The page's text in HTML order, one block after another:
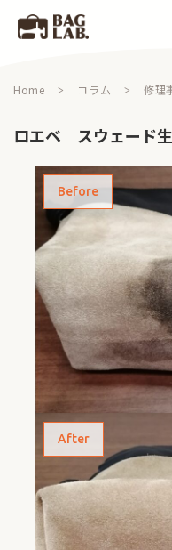
Home コラム 修理
ロエベ スウェード
Before
After